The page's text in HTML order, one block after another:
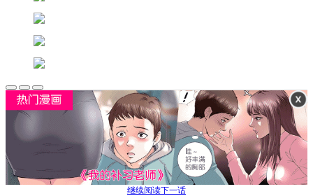
继续阅读下一话